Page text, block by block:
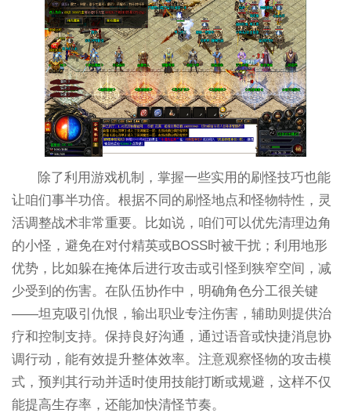
除了利用游戏机制，掌握一些实用的刷怪技巧也能
让咱们事半功倍。根据不同的刷怪地点和怪物特性，灵
活调整战术非常重要。比如说，咱们可以优先清理边角
的小怪，避免在对付精英或BOSS时被干扰；利用地形
优势，比如躲在掩体后进行攻击或引怪到狭窄空间，减
少受到的伤害。在队伍协作中，明确角色分工很关键
——坦克吸引仇恨，输出职业专注伤害，辅助则提供治
疗和控制支持。保持良好沟通，通过语音或快捷消息协
调行动，能有效提升整体效率。注意观察怪物的攻击模
式，预判其行动并适时使用技能打断或规避，这样不仅
能提高生存率，还能加快清怪节奏。